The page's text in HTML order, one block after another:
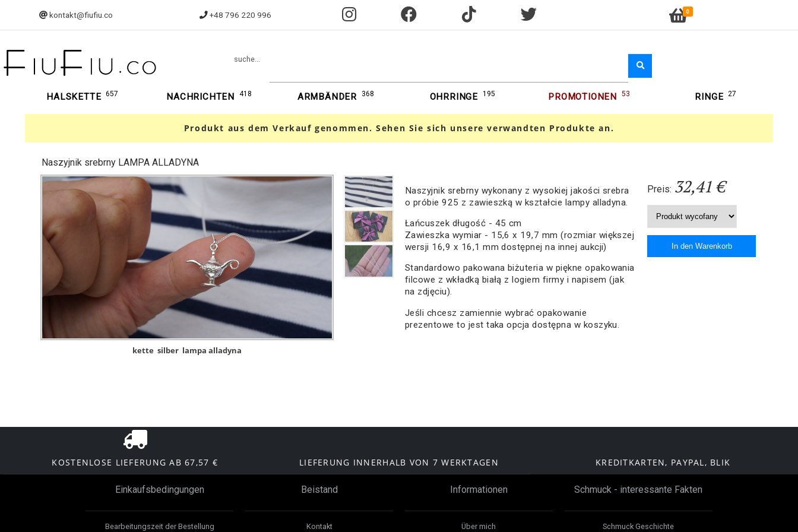
kontakt@fiufiu.co +48 796 220 996 0
suche...
HALSKETTE 657 NACHRICHTEN 418 ARMBÄNDER 368 OHRRINGE 195 PROMOTIONEN 53 RINGE 27
Produkt aus dem Verkauf genommen. Sehen Sie sich unsere verwandten Produkte an.
Naszyjnik srebrny LAMPA ALLADYNA
kette silber lampa alladyna
Naszyjnik srebrny wykonany z wysokiej jakości srebra
o próbie 925 z zawieszką w kształcie lampy alladyna.
Łańcuszek długość - 45 cm
Zawieszka wymiar - 15,6 x 19,7 mm (rozmiar większej
wersji 16,9 x 16,1 mm dostępnej na innej aukcji)
Standardowo pakowana biżuteria w piękne opakowania
filcowe z wkładką białą z logiem firmy i napisem (jak
na zdjęciu).
Jeśli chcesz zamiennie wybrać opakowanie
prezentowe to jest taka opcja dostępna w koszyku.
Preis: 32,41 €
KOSTENLOSE LIEFERUNG AB 67,57 € LIEFERUNG INNERHALB VON 7 WERKTAGEN KREDITKARTEN, PAYPAL, BLIK
Einkaufsbedingungen
Bearbeitungszeit der Bestellung
Beistand
Kontakt
Informationen
Über mich
Schmuck - interessante Fakten
Schmuck Geschichte